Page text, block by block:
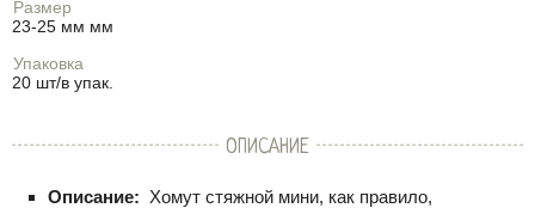
Размер
23-25 мм мм
Упаковка
20 шт/в упак.
ОПИСАНИЕ
Описание: Хомут стяжной мини, как правило,